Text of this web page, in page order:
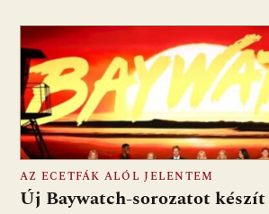
AZ ECETFÁK ALÓL JELENTEM
Új Baywatch-sorozatot